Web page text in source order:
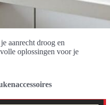
aanrecht droog en
oplossingen voor je